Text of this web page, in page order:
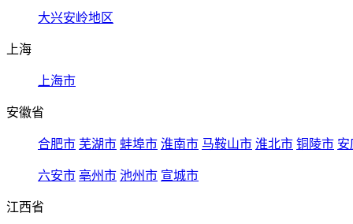
大兴安岭地区
上海
上海市
安徽省
合肥市 芜湖市 蚌埠市 淮南市 马鞍山市 淮北市 铜陵市 安
六安市 亳州市 池州市 宣城市
江西省